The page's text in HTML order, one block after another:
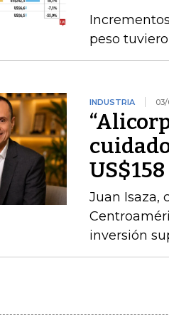
peso
INDUSTRIA
Juan Isaza,
inversión